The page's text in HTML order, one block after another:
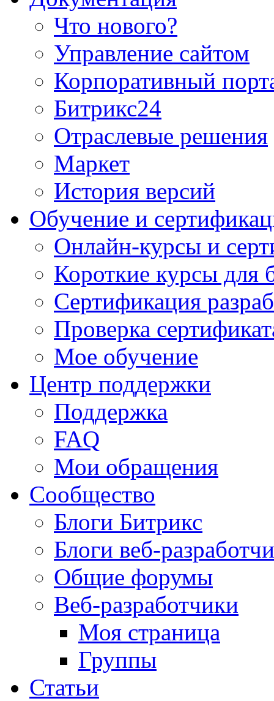
Что нового?
Управление сайтом
Корпоративный
Битрикс24
Отраслевые решения
Маркет
История версий
Обучение и
Онлайн-курсы и
Короткие курсы для
Сертификация
Проверка
Мое обучение
Центр поддержки
Поддержка
FAQ
Мои обращения
Сообщество
Блоги Битрикс
Блоги веб-
Общие форумы
Веб-разработчики
Моя страница
Группы
Статьи